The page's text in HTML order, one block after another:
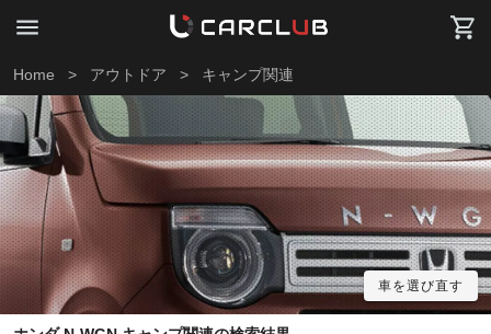
Home > アウトドア > キャンプ関連
車を選び直す